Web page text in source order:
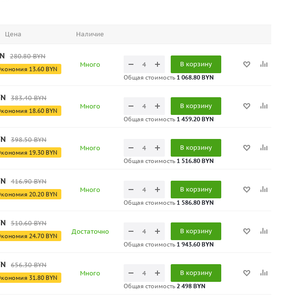
Цена Наличие
280.80BYN
13.60 BYN
Много В корзину
Общая стоимость 1 068.80 BYN
383.40BYN
18.60 BYN
Много В корзину
Общая стоимость 1 459.20 BYN
398.50BYN
19.30 BYN
Много В корзину
Общая стоимость 1 516.80 BYN
416.90BYN
20.20 BYN
Много В корзину
Общая стоимость 1 586.80 BYN
510.60BYN
24.70 BYN
Достаточно В корзину
Общая стоимость 1 943.60 BYN
656.30BYN
31.80 BYN
Много В корзину
Общая стоимость 2 498 BYN